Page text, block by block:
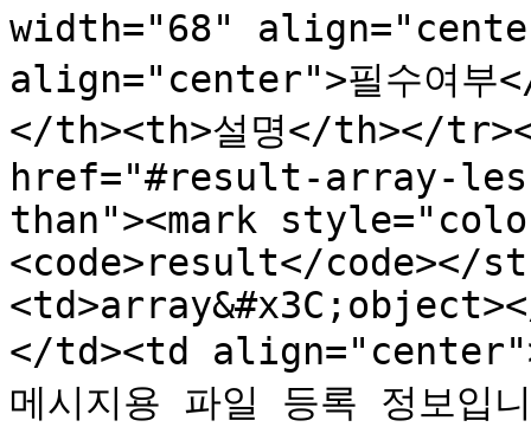
width="68"
align="center">필수여부
</th><th>설명</th></
href="#result-array-
than"><mark
<code>result</code></
</td><td
메시지용 파일 등록 정보